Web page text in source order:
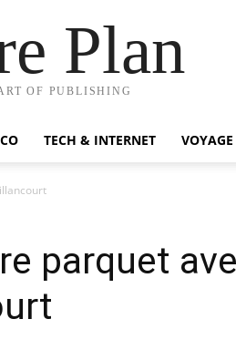
Plan
OF PUBLISHING
TECH & INTERNET
parquet